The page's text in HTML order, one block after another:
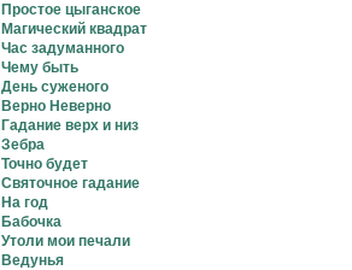
Простое цыганское
Магический квадрат
Час задуманного
Чему быть
День суженого
Верно Неверно
Гадание верх и низ
Зебра
Точно будет
Святочное гадание
На год
Бабочка
Утоли мои печали
Ведунья